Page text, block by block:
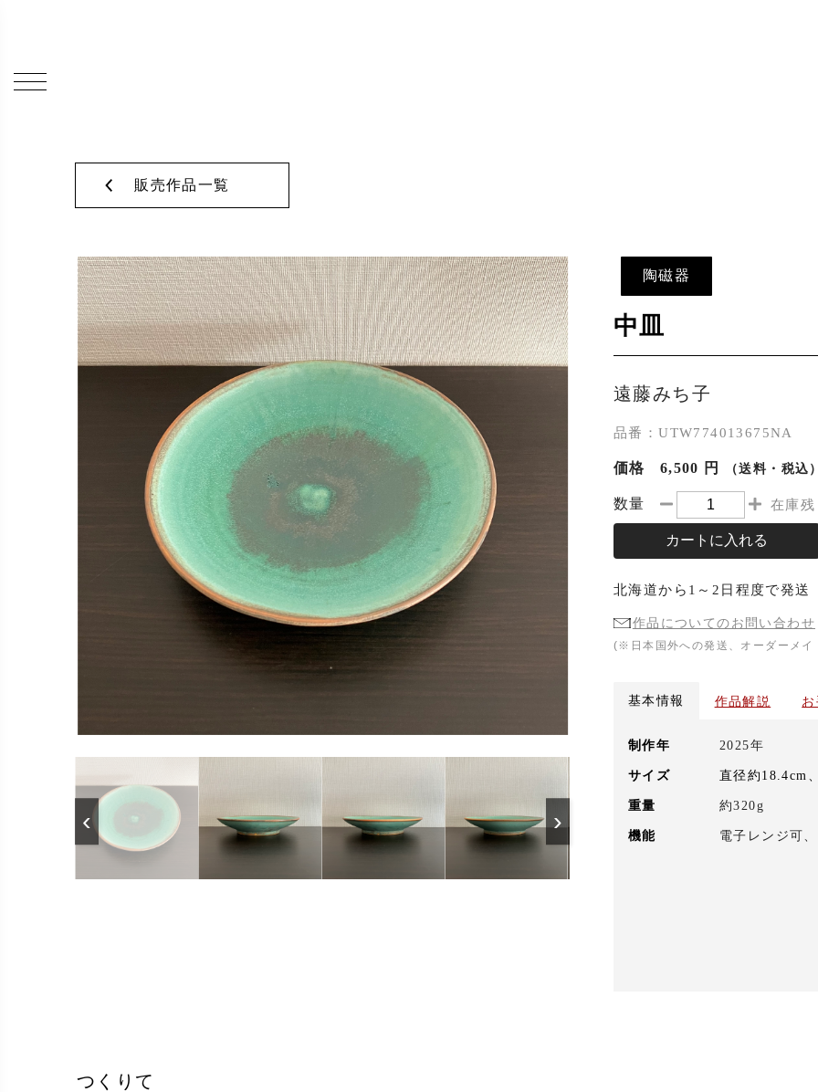
販売作品一覧
‹ ›
陶磁器
中皿
遠藤みち子
品番：UTW774013675NA
価格 6,500 円 （送料・税込
数量 在庫
カートに入れる
北海道から 1～2日程度で発送
作品についてのお問い合わせ
(※日本国外への発送、オーダーメイ
基本情報 作品解説
制作年 2025年
サイズ 直径約18.4cm
重量 約320g
機能 電子レンジ可
つくりて